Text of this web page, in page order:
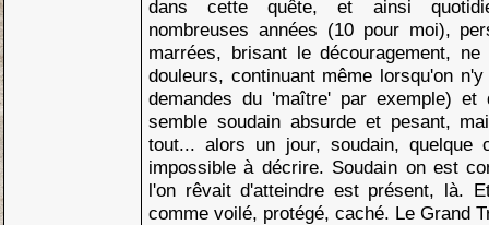
dans cette quête, et ainsi
nombreuses années (10 pour moi),
marrées, brisant le découragement,
douleurs, continuant même lorsqu'on
demandes du 'maître' par exemple) et
semble soudain absurde et pesant,
tout... alors un jour, soudain, quelque
impossible à décrire. Soudain on est
l'on rêvait d'atteindre est présent, là.
comme voilé, protégé, caché. Le Grand